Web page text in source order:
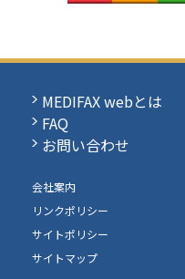
MEDIFAX webとは
FAQ
お問い合わせ
会社案内
リンクポリシー
サイトポリシー
サイトマップ